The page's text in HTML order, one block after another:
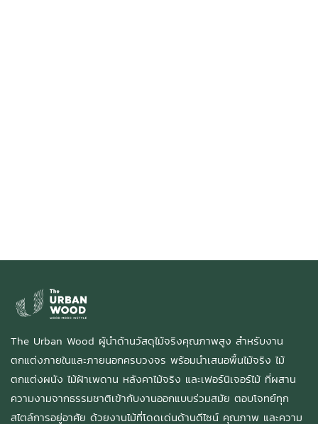
The Urban Wood ผู้นำด้านวัสดุไม้จริงคุณภาพสูง สำหรับงาน
ตกแต่งภายในและภายนอกครบวงจร พร้อมนำเสนอพื้นไม้จริง ไม้
ตกแต่งผนัง ไม้ฝ้าเพดาน หลังคาไม้จริง และเฟอร์นิเจอร์ไม้ ที่ผสาน
ความงามจากธรรมชาติเข้ากับงานออกแบบร่วมสมัย ตอบโจทย์ทุก
สไตล์การอยู่อาศัย ด้วยงานไม้ที่โดดเด่นด้านดีไซน์ คุณภาพ และความ